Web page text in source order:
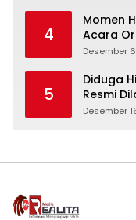
4
Momen
Acara
Peci
Desember
5
Diduga
Resmi
Desember